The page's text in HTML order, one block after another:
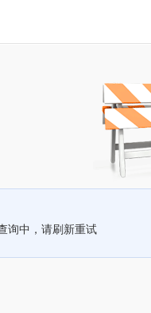
询中，请刷新重试